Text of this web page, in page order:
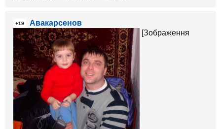
+19
Авакарсенов
[Зображення